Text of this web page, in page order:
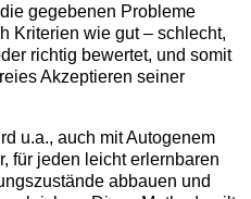
gegebenen Probleme
Kriterien wie gut – schlecht,
richtig bewertet, und somit
Akzeptieren seiner
u.a., auch mit Autogenem
für jeden leicht erlernbaren
abbauen und